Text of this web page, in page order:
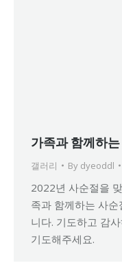
가족과 함께하
갤러리 By dyeoddl
2022년 사순절을
족과 함께하는 사
니다. 기도하고 감
기도해주세요.